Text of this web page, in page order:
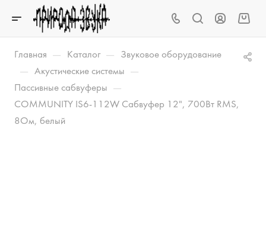
Главная — Каталог — Звуковое оборудование
— Акустические системы —
Пассивные сабвуферы —
COMMUNITY IS6-112W Сабвуфер 12", 700Вт RMS,
8Ом, белый